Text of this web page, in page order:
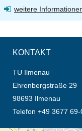
weitere
KONTAKT
TU Ilmenau
Ehrenbergstraße 29
98693 Ilmenau
Telefon +49 3677 69-